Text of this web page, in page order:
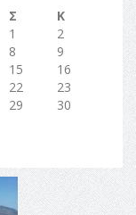
Σ
Κ
1
2
8
9
15
16
22
23
29
30